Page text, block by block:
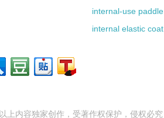
internal-use paddle
internal elastic coat
以上内容独家创作，受著作权保护，侵权必究